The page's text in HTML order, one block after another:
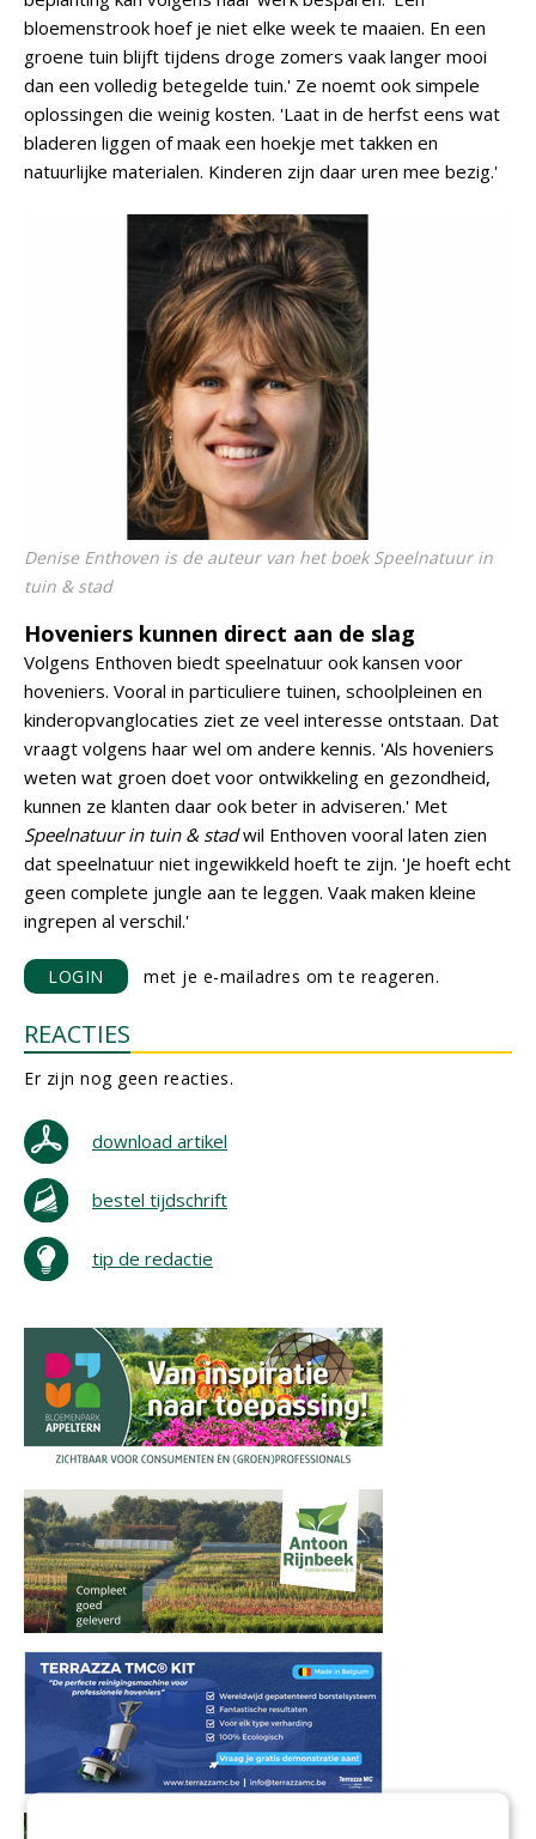
bloemenstrook hoef je niet elke week te maaien. En een
groene tuin blijft tijdens droge zomers vaak langer mooi
dan een volledig betegelde tuin.' Ze noemt ook simpele
oplossingen die weinig kosten. 'Laat in de herfst eens wat
bladeren liggen of maak een hoekje met takken en
natuurlijke materialen. Kinderen zijn daar uren mee bezig.'
Denise Enthoven is de auteur van het boek Speelnatuur in
tuin & stad
Hoveniers kunnen direct aan de slag
Volgens Enthoven biedt speelnatuur ook kansen voor
hoveniers. Vooral in particuliere tuinen, schoolpleinen en
kinderopvanglocaties ziet ze veel interesse ontstaan. Dat
vraagt volgens haar wel om andere kennis. 'Als hoveniers
weten wat groen doet voor ontwikkeling en gezondheid,
kunnen ze klanten daar ook beter in adviseren.' Met
Speelnatuur in tuin & stadwil Enthoven vooral laten zien
dat speelnatuur niet ingewikkeld hoeft te zijn. 'Je hoeft echt
geen complete jungle aan te leggen. Vaak maken kleine
ingrepen al verschil.'
LOGIN met je e-mailadres om te reageren.
REACTIES
Er zijn nog geen reacties.
download artikel
bestel tijdschrift
tip de redactie